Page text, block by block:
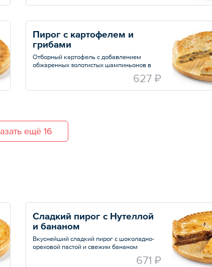
Пирог с картофелем и
грибами
Отборный картофель с добавлением
обжаренных золотистых шампиньонов в
627 ₽
ещё 16
Сладкий пирог с Нутеллой
и бананом
Вкуснейший сладкий пирог с шоколадно-
ореховой пастой и свежим бананом
671 ₽